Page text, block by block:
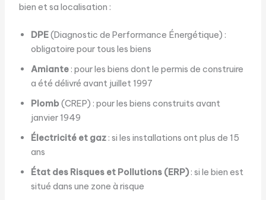
bien et sa localisation :
DPE(Diagnostic de Performance Énergétique) :
obligatoire pour tous les biens
Amiante: pour les biens dont le permis de construire
a été délivré avant juillet 1997
Plomb(CREP) : pour les biens construits avant
janvier 1949
Électricité et gaz: si les installations ont plus de 15
ans
État des Risques et Pollutions (ERP): si le bien est
situé dans une zone à risque